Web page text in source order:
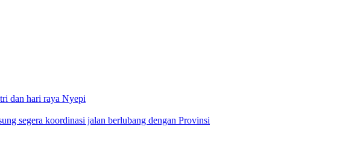
dan hari raya Nyepi
segera koordinasi jalan berlubang dengan Provinsi